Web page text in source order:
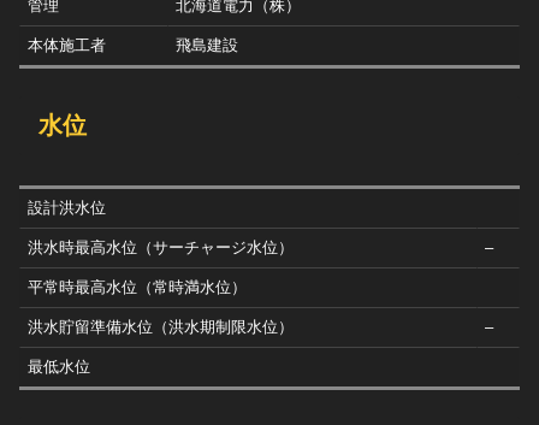
管理 北海道電力（株）
本体施工者 飛島建設
水位
設計洪水位
洪水時最高水位（サーチャージ水位） –
平常時最高水位（常時満水位）
洪水貯留準備水位（洪水期制限水位） –
最低水位